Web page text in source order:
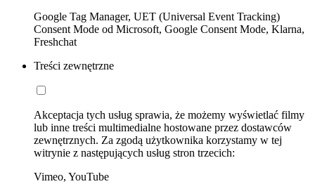
Google Tag Manager, UET (Universal Event Tracking)
Consent Mode od Microsoft, Google Consent Mode, Klarna,
Freshchat
Treści zewnętrzne
Akceptacja tych usług sprawia, że możemy wyświetlać filmy
lub inne treści multimedialne hostowane przez dostawców
zewnętrznych. Za zgodą użytkownika korzystamy w tej
witrynie z następujących usług stron trzecich:
Vimeo, YouTube